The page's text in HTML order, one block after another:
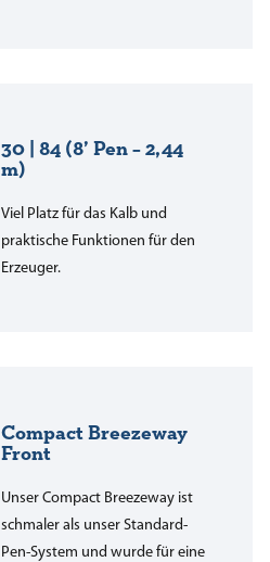
30 | 84 (8’ Pen – 2,44
m)
Viel Platz für das Kalb und
praktische Funktionen für den
Erzeuger.
Compact Breezeway
Front
Unser Compact Breezeway ist
schmaler als unser Standard-
Pen-System und wurde für eine